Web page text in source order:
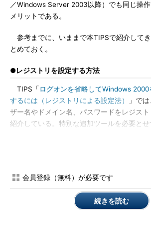
／Windows Server 2003以降）でも同じ操
メリットである。
参考までに、いままで本TIPSで紹介して
とめておく。
●レジストリを設定する方法
TIPS「 ログオンを省略してWindows 2000
するには（レジストリによる設定法）
」で
ザー名やドメイン名、パスワードをレジス
紹介している。特別な追加ツールを必要と
と、セキュリティ的に著しく脆弱である（他
れて保存されている）。
会員登録（無料）が必要です
続きを読む